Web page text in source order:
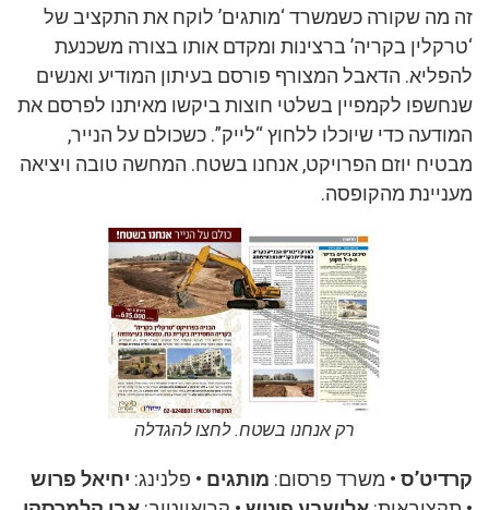
זה מה שקורה כשמשרד ‘מותגים’ לוקח את התקציב של
‘טרקלין בקריה’ ברצינות ומקדם אותו בצורה משכנעת
להפליא. הדאבל המצורף פורסם בעיתון המודיע ואנשים
שנחשפו לקמפיין בשלטי חוצות ביקשו מאיתנו לפרסם את
המודעה כדי שיוכלו ללחוץ “לייק”. כשכולם על הנייר,
מבטיח יוזם הפרויקט, אנחנו בשטח. המחשה טובה ויציאה
מעניינת מהקופסה.
רק אנחנו בשטח. לחצו להגדלה
קרדיט’ס • משרד פרסום: מותגים • פלנינג: יחיאל פרוש